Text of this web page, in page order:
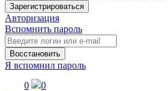
Зарегистрироваться
Авторизация
Вспомнить пароль
Восстановить
Я вспомнил пароль
0
0